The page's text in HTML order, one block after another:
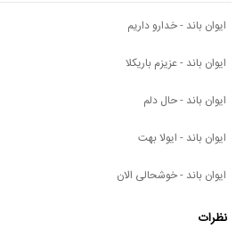
ایوان باند - خدارو داریم
ایوان باند - عزیزم باریکلا
ایوان باند - حال دلم
ایوان باند - ایولا بهت
ایوان باند - خوشحالی الان
نظرات